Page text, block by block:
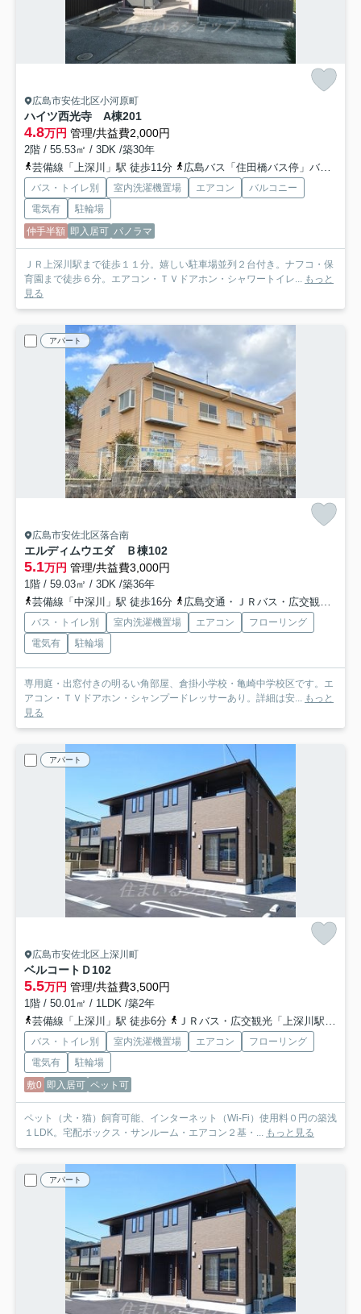
広島市安佐北区小河原町
ハイツ西光寺 A棟201
4.8万円 管理/共益費2,000円
2階 / 55.53㎡ / 3DK /築30年
芸備線「上深川」駅 徒歩11分
広島バス「住田橋バス停」バス停下車 徒歩3分
バス・トイレ別 室内洗濯機置場 エアコン
バルコニー
電気有
駐輪場
仲手半額 即入居可 パノラマ
ＪＲ上深川駅まで徒歩１１分。嬉しい駐車場並列２台付き。ナフコ・保
育園まで徒歩６分。エアコン・ＴＶドアホン・シャワートイレ... もっと
見る
アパート
広島市安佐北区落合南
エルディムウエダ Ｂ棟102
5.1万円 管理/共益費3,000円
1階 / 59.03㎡ / 3DK /築36年
芸備線「中深川」駅 徒歩16分
広島交通・ＪＲバス・広交観光「諸木峠バス停」バス停下車 徒歩4分
バス・トイレ別 室内洗濯機置場 エアコン
フローリング
電気有
駐輪場
専用庭・出窓付きの明るい角部屋、倉掛小学校・亀崎中学校区です。エ
アコン・ＴＶドアホン・シャンプードレッサーあり。詳細は安... もっと
見る
アパート
広島市安佐北区上深川町
ベルコートＤ102
5.5万円 管理/共益費3,500円
1階 / 50.01㎡ / 1LDK /築2年
芸備線「上深川」駅 徒歩6分
ＪＲバス・広交観光「上深川駅前バス停」バス停下車 徒歩6分
バス・トイレ別 室内洗濯機置場 エアコン
フローリング
電気有
駐輪場
敷0 即入居可 ペット可
ペット（犬・猫）飼育可能、インターネット（Wi-Fi）使用料０円の築浅
１LDK。宅配ボックス・サンルーム・エアコン２基・... もっと見る
アパート